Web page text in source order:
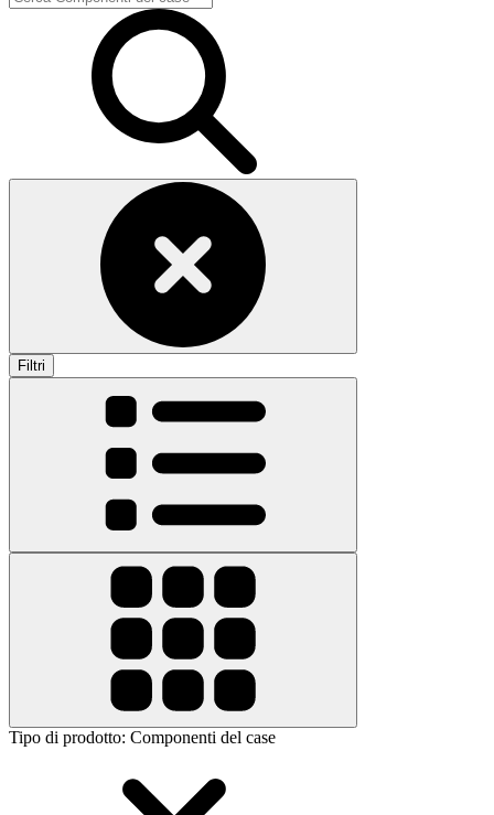
Filtri
Tipo di prodotto: Componenti del case